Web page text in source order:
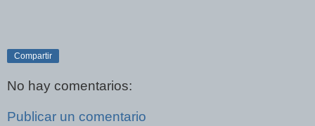
Compartir
No hay comentarios:
Publicar un comentario